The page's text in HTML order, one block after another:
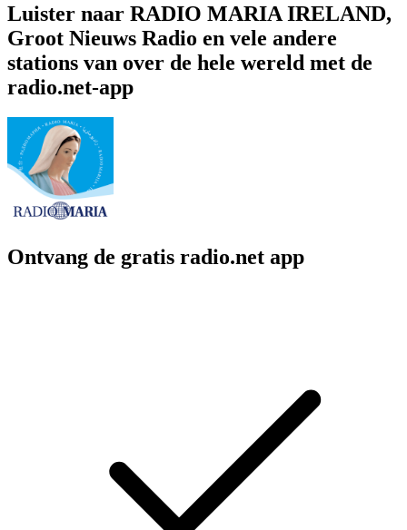
Luister naar RADIO MARIA IRELAND,
Groot Nieuws Radio en vele andere
stations van over de hele wereld met de
radio.net-app
Ontvang de gratis radio.net app